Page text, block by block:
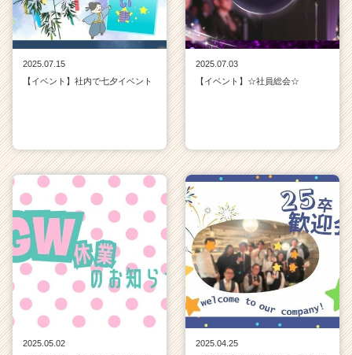
2025.07.15
【イベント】社内で七夕イベント
2025.07.03
【イベント】☆社員総会☆
2025.05.02
2025.04.25